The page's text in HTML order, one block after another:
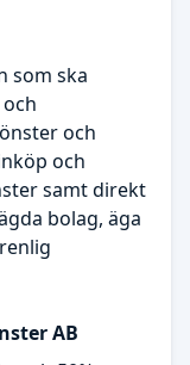
som ska
och
och
samt direkt
bolag, äga
AB